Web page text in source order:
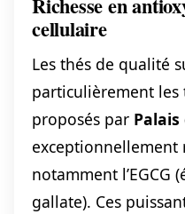
cellulaire
Les thés de qualité
particulièrement les
proposés par Palais
exceptionnellement
notamment l’EGCG
gallate). Ces